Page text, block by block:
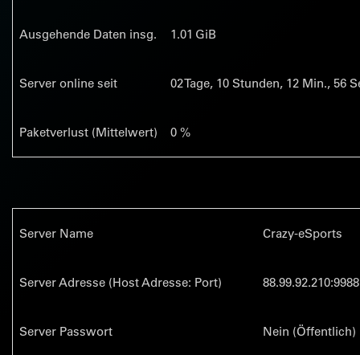
Ausgehende Daten insg. 1.01 GiB
Server online seit 02Tage, 10 Stunden, 12 Min., 56
Paketverlust (Mittelwert) 0 %
Server Name Crazy-eSports
Server Adresse (Host Adresse: Port) 88.99.92.210:9988
Server Passwort Nein (Öffentlich)